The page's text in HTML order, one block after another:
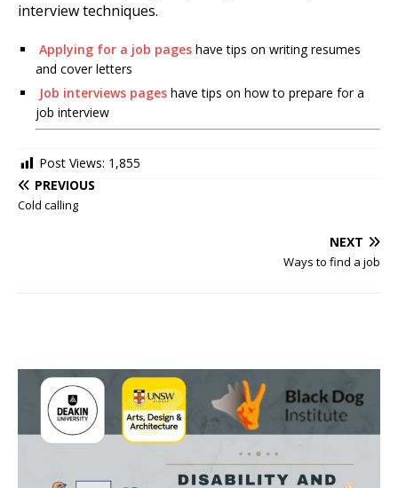
interview techniques.
Applying for a job pages have tips on writing resumes
and cover letters
Job interviews pages have tips on how to prepare for a
job interview
Post Views: 1,855
PREVIOUS
Cold calling
NEXT
Ways to find a job